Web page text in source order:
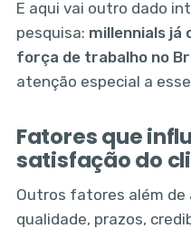
E aqui vai outro dado
pesquisa: millennials já
força de trabalho no
atenção especial a
Fatores que
satisfação do
Outros fatores além
qualidade, prazos,